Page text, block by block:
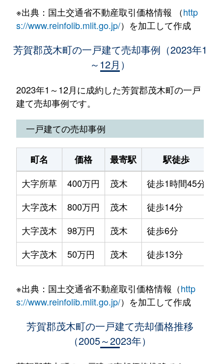
※出典：国土交通省不動産取引価格情報 （http
s://www.reinfolib.mlit.go.jp/）を加工して作成
芳賀郡茂木町の一戸建て売却事例（2023年1
～12月）
2023年1～12月に成約した芳賀郡茂木町の一戸
建て売却事例です。
一戸建ての売却事例
町名 価格 最寄駅 駅徒歩
大字所草
400万円 茂木 徒歩1時間45分
大字茂木
800万円 茂木 徒歩14分
大字茂木
98万円 茂木 徒歩6分
大字茂木
50万円 茂木 徒歩13分
※出典：国土交通省不動産取引価格情報（http
s://www.reinfolib.mlit.go.jp/）を加工して作成
芳賀郡茂木町の一戸建て売却価格推移
（2005～2023年）